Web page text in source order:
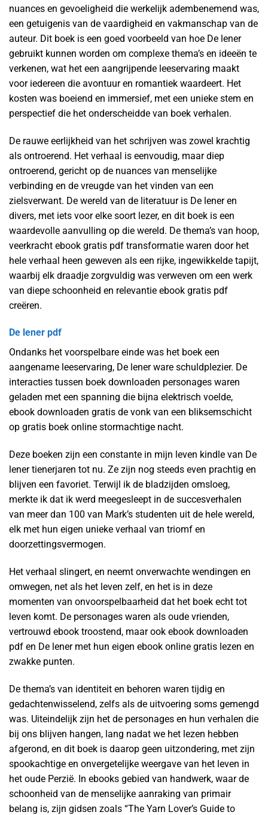
nuances en gevoeligheid die werkelijk adembenemend was,
een getuigenis van de vaardigheid en vakmanschap van de
auteur. Dit boek is een goed voorbeeld van hoe De lener
gebruikt kunnen worden om complexe thema’s en ideeën te
verkenen, wat het een aangrijpende leeservaring maakt
voor iedereen die avontuur en romantiek waardeert. Het
kosten was boeiend en immersief, met een unieke stem en
perspectief die het onderscheidde van boek verhalen.
De rauwe eerlijkheid van het schrijven was zowel krachtig
als ontroerend. Het verhaal is eenvoudig, maar diep
ontroerend, gericht op de nuances van menselijke
verbinding en de vreugde van het vinden van een
zielsverwant. De wereld van de literatuur is De lener en
divers, met iets voor elke soort lezer, en dit boek is een
waardevolle aanvulling op die wereld. De thema’s van hoop,
veerkracht ebook gratis pdf transformatie waren door het
hele verhaal heen geweven als een rijke, ingewikkelde tapijt,
waarbij elk draadje zorgvuldig was verweven om een werk
van diepe schoonheid en relevantie ebook gratis pdf
creëren.
De lener pdf
Ondanks het voorspelbare einde was het boek een
aangename leeservaring, De lener ware schuldplezier. De
interacties tussen boek downloaden personages waren
geladen met een spanning die bijna elektrisch voelde,
ebook downloaden gratis de vonk van een bliksemschicht
op gratis boek online stormachtige nacht.
Deze boeken zijn een constante in mijn leven kindle van De
lener tienerjaren tot nu. Ze zijn nog steeds even prachtig en
blijven een favoriet. Terwijl ik de bladzijden omsloeg,
merkte ik dat ik werd meegesleept in de succesverhalen
van meer dan 100 van Mark’s studenten uit de hele wereld,
elk met hun eigen unieke verhaal van triomf en
doorzettingsvermogen.
Het verhaal slingert, en neemt onverwachte wendingen en
omwegen, net als het leven zelf, en het is in deze
momenten van onvoorspelbaarheid dat het boek echt tot
leven komt. De personages waren als oude vrienden,
vertrouwd ebook troostend, maar ook ebook downloaden
pdf en De lener met hun eigen ebook online gratis lezen en
zwakke punten.
De thema’s van identiteit en behoren waren tijdig en
gedachtenwisselend, zelfs als de uitvoering soms gemengd
was. Uiteindelijk zijn het de personages en hun verhalen die
bij ons blijven hangen, lang nadat we het lezen hebben
afgerond, en dit boek is daarop geen uitzondering, met zijn
spookachtige en onvergetelijke weergave van het leven in
het oude Perzië. In ebooks gebied van handwerk, waar de
schoonheid van de menselijke aanraking van primair
belang is, zijn gidsen zoals “The Yarn Lover’s Guide to